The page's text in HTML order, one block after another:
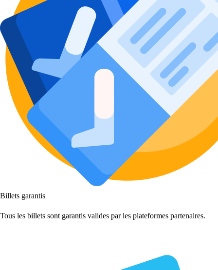
Billets garantis
Tous les billets sont garantis valides par les plateformes partenaires.